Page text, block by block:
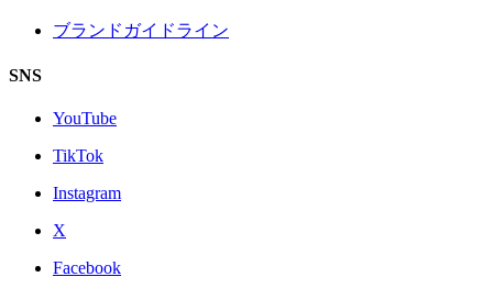
ブランドガイドライン
SNS
YouTube
TikTok
Instagram
X
Facebook